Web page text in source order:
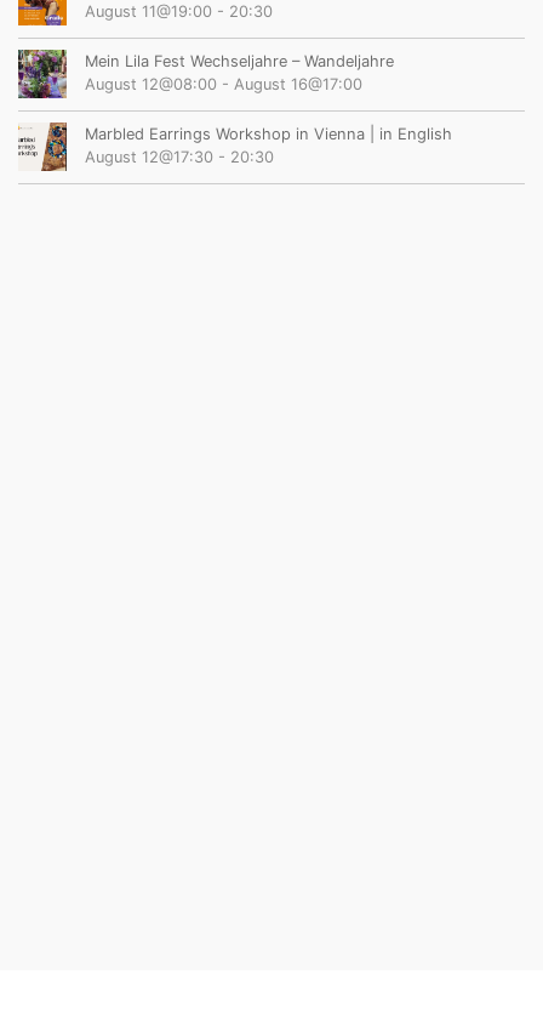
August 11@19:00 - 20:30
Mein Lila Fest Wechseljahre – Wandeljahre
August 12@08:00 - August 16@17:00
Marbled Earrings Workshop in Vienna | in English
August 12@17:30 - 20:30